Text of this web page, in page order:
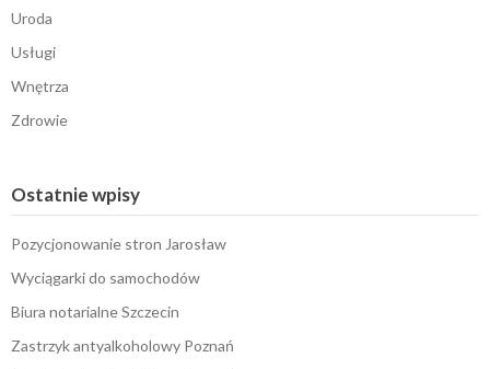
Uroda
Usługi
Wnętrza
Zdrowie
Ostatnie wpisy
Pozycjonowanie stron Jarosław
Wyciągarki do samochodów
Biura notarialne Szczecin
Zastrzyk antyalkoholowy Poznań